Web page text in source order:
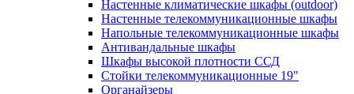
Настенные климатические шкафы (outdoor)
Настенные телекоммуникационные шкафы
Напольные телекоммуникационные шкафы
Антивандальные шкафы
Шкафы высокой плотности ССД
Стойки телекоммуникационные 19"
Органайзеры